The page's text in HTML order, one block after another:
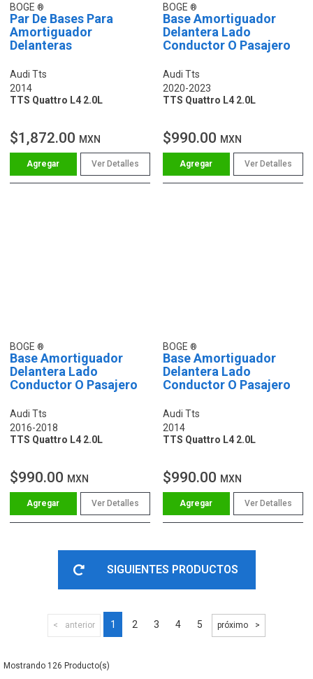
BOGE
Par De Bases Para
Amortiguador
Delanteras
Audi Tts
2014
TTS Quattro L4 2.0L
$1,872.00 MXN
Ver Detalles
BOGE
Base Amortiguador
Delantera Lado
Conductor O Pasajero
Audi Tts
2020-2023
TTS Quattro L4 2.0L
$990.00 MXN
Ver Detalles
BOGE
Base Amortiguador
Delantera Lado
Conductor O Pasajero
Audi Tts
2016-2018
TTS Quattro L4 2.0L
$990.00 MXN
Ver Detalles
BOGE
Base Amortiguador
Delantera Lado
Conductor O Pasajero
Audi Tts
2014
TTS Quattro L4 2.0L
$990.00 MXN
Ver Detalles
SIGUIENTES PRODUCTOS
anterior 1 2 3 4 5 próximo
126